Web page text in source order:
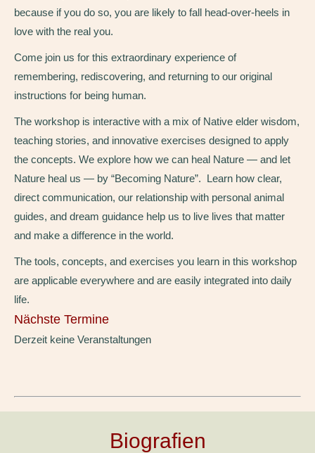
because if you do so, you are likely to fall head-over-heels in
love with the real you.
Come join us for this extraordinary experience of
remembering, rediscovering, and returning to our original
instructions for being human.
The workshop is interactive with a mix of Native elder wisdom,
teaching stories, and innovative exercises designed to apply
the concepts. We explore how we can heal Nature — and let
Nature heal us — by “Becoming Nature”. Learn how clear,
direct communication, our relationship with personal animal
guides, and dream guidance help us to live lives that matter
and make a difference in the world.
The tools, concepts, and exercises you learn in this workshop
are applicable everywhere and are easily integrated into daily
life.
Nächste Termine
Derzeit keine Veranstaltungen
Biografien